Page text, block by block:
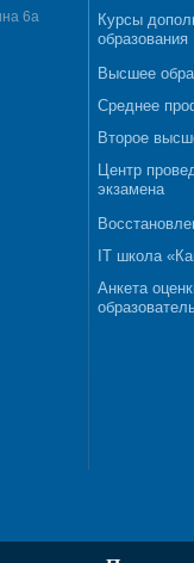
6а
Курсы
образования
Высшее
Среднее
Второе
Центр
экзамена
IT школа
Анкета